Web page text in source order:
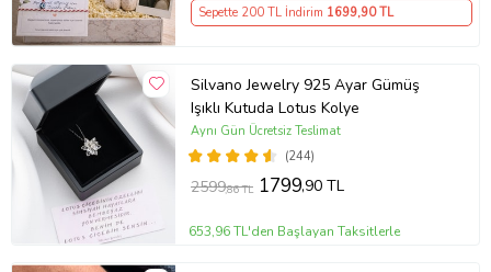
Sepette 200 TL İndirim 1699,90 TL
Silvano Jewelry 925 Ayar Gümüş
Işıklı Kutuda Lotus Kolye
(244)
Aynı Gün Ücretsiz Teslimat
2599,86 TL 1799,90 TL
653,96 TL'den Başlayan Taksitlerle